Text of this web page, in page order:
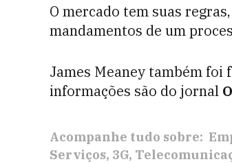
O mercado tem suas
mandamentos de um
James Meaney também
informações são do jornal
Acompanhe tudo sobre:
Serviços 3G